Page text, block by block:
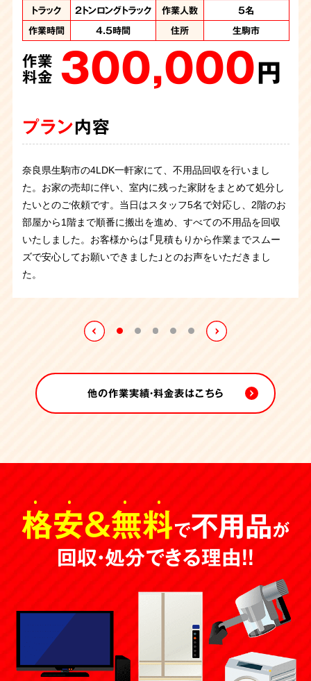
トラック
2トンロングトラック 作業人数
5名
作業時間
4.5時間 住所 生駒市
作業
料金 300,000円
プラン内容
奈良県生駒市の4LDK一軒家にて、不用品回収を行いまし
た。お家の売却に伴い、室内に残った家財をまとめて処分し
たいとのご依頼です。当日はスタッフ5名で対応し、2階のお
部屋から1階まで順番に搬出を進め、すべての不用品を回収
いたしました。お客様からは「見積もりから作業までスムー
ズで安心してお願いできました」とのお声をいただきまし
た。
トラック
2トントラック 作業人数
3名
作業時間
5時間 住所 生駒市
作業
料金 150,000円
プラン内容
奈良県生駒市にある一軒家6DKにて、不用品回収のご依頼を
承りました。
遠方にお住まいのお子様との同居が決まり、新居に持ってい
けないものは全て処分したいとのことでした。食器棚、応接
セット、鏡台、布団など、室内にあった様々な不用品をご依
頼主様のご希望通りに回収いたしました。
トラック
1.5トントラック 作業人数
2名
作業時間
50分 住所 奈良県生駒市
作業
料金 40,000円
プラン内容
施設に入所されたため、住まわれてたお部屋の不用品回収を
お願いしたいとのご依頼でした。タンスやベッド、ラックな
どを回収させていただき、50分程で搬出作業が完了致しまし
た。
トラック
2トンロングトラック 作業人数
5名
作業時間
7時間 住所 奈良県生駒市
作業
料金 230,000円
プラン内容
転居に伴い丸ごとお片付けのご依頼を承りました。大変お広
いお家でしたがご依頼者立ち合いのもと、仕分けをしっかり
と行い、不用品を搬出致しました。布団からタンスなどの大
型家具もありましたがスタッフ5名、7時間で作業を無事終え
ることが出来ました。
トラック
軽トラック 作業人数
3名
作業時間
2時間 住所 奈良県生駒市
作業
料金 77,000円
プラン内容
長年、集めて世話をしてこられた植木鉢の植物を回収させて
いただきました。庭のあちこちにあらゆる植物がありました
が、歳を重ねて世話ができずに最近は放ったらかしになって
いたのだそうです。
他の作業実績・料金表はこちら
格安＆無料で不用品が
回収・処分できる理由！！